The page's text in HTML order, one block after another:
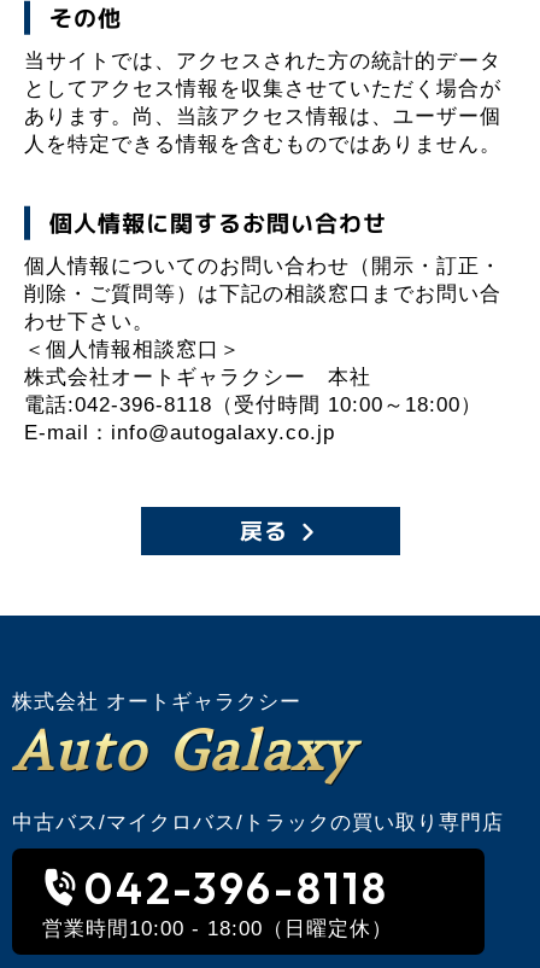
その他
当サイトでは、アクセスされた方の統計的データ
としてアクセス情報を収集させていただく場合が
あります。尚、当該アクセス情報は、ユーザー個
人を特定できる情報を含むものではありません。
個人情報に関するお問い合わせ
個人情報についてのお問い合わせ（開示・訂正・
削除・ご質問等）は下記の相談窓口までお問い合
わせ下さい。
＜個人情報相談窓口＞
株式会社オートギャラクシー 本社
電話:042-396-8118（受付時間 10:00～18:00）
E-mail：info@autogalaxy.co.jp
戻る
株式会社 オートギャラクシー
Auto Galaxy
中古バス/マイクロバス/トラックの買い取り専門店
042-396-8118
営業時間10:00 - 18:00（日曜定休）